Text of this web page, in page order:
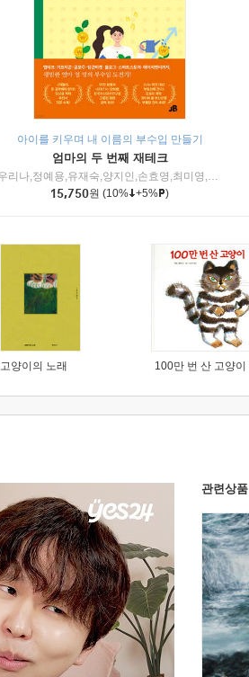
아이를 키우며 내 이름의 부수입 만들기
엄마의 두 번째 재테크
우리나,정예용,유재숙,양지인,손효영,최미영,조민주,이진현,차미숙,서미숙 저
15,750원 (10% +5% )
고양이의 노래 100만 번 산 고양이
관련상품